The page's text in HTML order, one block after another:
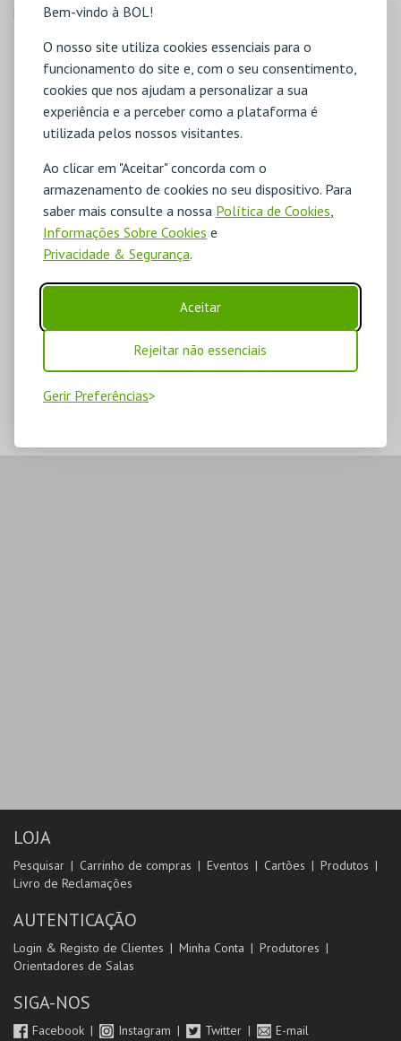
Bem-vindo à BOL!
O nosso site utiliza cookies essenciais para o
funcionamento do site e, com o seu consentimento,
cookies que nos ajudam a personalizar a sua
experiência e a perceber como a plataforma é
utilizada pelos nossos visitantes.
Ao clicar em "Aceitar" concorda com o
armazenamento de cookies no seu dispositivo. Para
saber mais consulte a nossa Política de Cookies,
Informações Sobre Cookies e
Privacidade & Segurança.
Aceitar
Rejeitar não essenciais
Gerir Preferências
Direcções para Slide & Splash
LOJA
Pesquisar Carrinho de compras Eventos Cartões
Produtos
Livro de Reclamações
AUTENTICAÇÃO
Login & Registo de Clientes Minha Conta
Produtores
Orientadores de Salas
SIGA-NOS
Facebook Instagram Twitter E-mail